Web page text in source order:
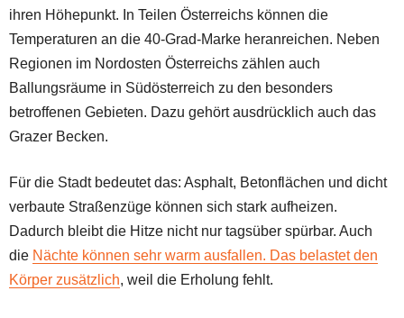
ihren Höhepunkt. In Teilen Österreichs können die
Temperaturen an die 40-Grad-Marke heranreichen. Neben
Regionen im Nordosten Österreichs zählen auch
Ballungsräume in Südösterreich zu den besonders
betroffenen Gebieten. Dazu gehört ausdrücklich auch das
Grazer Becken.
Für die Stadt bedeutet das: Asphalt, Betonflächen und dicht
verbaute Straßenzüge können sich stark aufheizen.
Dadurch bleibt die Hitze nicht nur tagsüber spürbar. Auch
die Nächte können sehr warm ausfallen. Das belastet den
Körper zusätzlich, weil die Erholung fehlt.